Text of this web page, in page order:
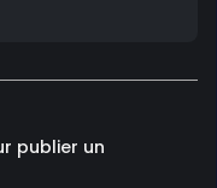
publier un